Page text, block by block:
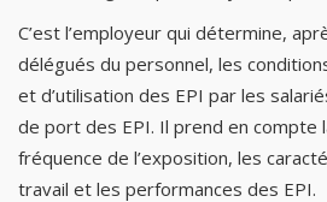
C’est l’employeur qui détermine,
délégués du personnel, les
et d’utilisation des EPI par les
de port des EPI. Il prend en compte
fréquence de l’exposition, les
travail et les performances des EPI.